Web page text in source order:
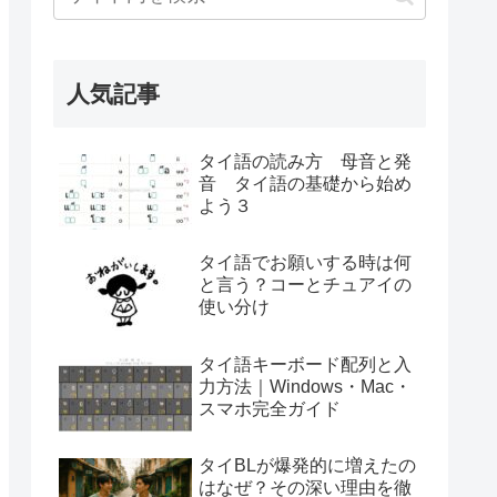
人気記事
タイ語の読み方 母音と発
音 タイ語の基礎から始め
よう３
タイ語でお願いする時は何
と言う？コーとチュアイの
使い分け
タイ語キーボード配列と入
力方法｜Windows・Mac・
スマホ完全ガイド
タイBLが爆発的に増えたの
はなぜ？その深い理由を徹